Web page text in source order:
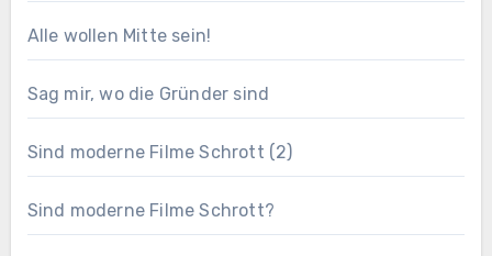
Alle wollen Mitte sein!
Sag mir, wo die Gründer sind
Sind moderne Filme Schrott (2)
Sind moderne Filme Schrott?